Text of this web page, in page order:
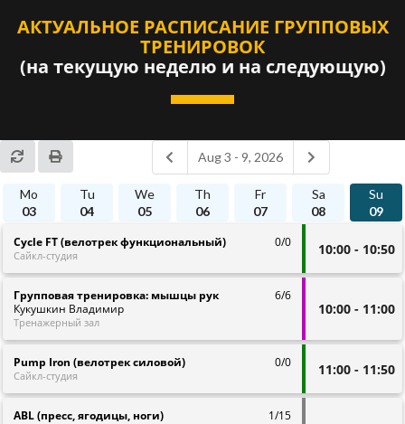
АКТУАЛЬНОЕ РАСПИСАНИЕ ГРУППОВЫХ
ТРЕНИРОВОК
(на текущую неделю и на следующую)